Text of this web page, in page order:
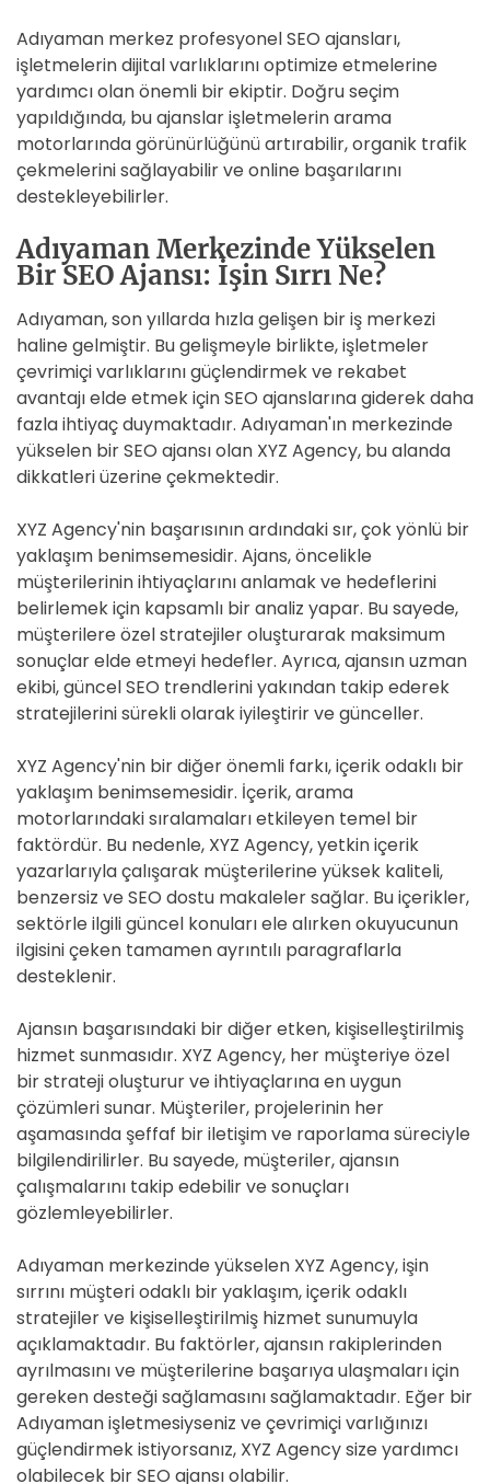
Adıyaman merkez profesyonel SEO ajansları,
işletmelerin dijital varlıklarını optimize etmelerine
yardımcı olan önemli bir ekiptir. Doğru seçim
yapıldığında, bu ajanslar işletmelerin arama
motorlarında görünürlüğünü artırabilir, organik trafik
çekmelerini sağlayabilir ve online başarılarını
destekleyebilirler.
Adıyaman Merkezinde Yükselen
Bir SEO Ajansı: İşin Sırrı Ne?
Adıyaman, son yıllarda hızla gelişen bir iş merkezi
haline gelmiştir. Bu gelişmeyle birlikte, işletmeler
çevrimiçi varlıklarını güçlendirmek ve rekabet
avantajı elde etmek için SEO ajanslarına giderek daha
fazla ihtiyaç duymaktadır. Adıyaman'ın merkezinde
yükselen bir SEO ajansı olan XYZ Agency, bu alanda
dikkatleri üzerine çekmektedir.
XYZ Agency'nin başarısının ardındaki sır, çok yönlü bir
yaklaşım benimsemesidir. Ajans, öncelikle
müşterilerinin ihtiyaçlarını anlamak ve hedeflerini
belirlemek için kapsamlı bir analiz yapar. Bu sayede,
müşterilere özel stratejiler oluşturarak maksimum
sonuçlar elde etmeyi hedefler. Ayrıca, ajansın uzman
ekibi, güncel SEO trendlerini yakından takip ederek
stratejilerini sürekli olarak iyileştirir ve günceller.
XYZ Agency'nin bir diğer önemli farkı, içerik odaklı bir
yaklaşım benimsemesidir. İçerik, arama
motorlarındaki sıralamaları etkileyen temel bir
faktördür. Bu nedenle, XYZ Agency, yetkin içerik
yazarlarıyla çalışarak müşterilerine yüksek kaliteli,
benzersiz ve SEO dostu makaleler sağlar. Bu içerikler,
sektörle ilgili güncel konuları ele alırken okuyucunun
ilgisini çeken tamamen ayrıntılı paragraflarla
desteklenir.
Ajansın başarısındaki bir diğer etken, kişiselleştirilmiş
hizmet sunmasıdır. XYZ Agency, her müşteriye özel
bir strateji oluşturur ve ihtiyaçlarına en uygun
çözümleri sunar. Müşteriler, projelerinin her
aşamasında şeffaf bir iletişim ve raporlama süreciyle
bilgilendirilirler. Bu sayede, müşteriler, ajansın
çalışmalarını takip edebilir ve sonuçları
gözlemleyebilirler.
Adıyaman merkezinde yükselen XYZ Agency, işin
sırrını müşteri odaklı bir yaklaşım, içerik odaklı
stratejiler ve kişiselleştirilmiş hizmet sunumuyla
açıklamaktadır. Bu faktörler, ajansın rakiplerinden
ayrılmasını ve müşterilerine başarıya ulaşmaları için
gereken desteği sağlamasını sağlamaktadır. Eğer bir
Adıyaman işletmesiyseniz ve çevrimiçi varlığınızı
güçlendirmek istiyorsanız, XYZ Agency size yardımcı
olabilecek bir SEO ajansı olabilir.